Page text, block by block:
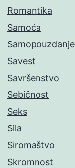
Romantika
Samoća
Samopouzdanje
Savest
Savršenstvo
Sebičnost
Seks
Sila
Siromaštvo
Skromnost